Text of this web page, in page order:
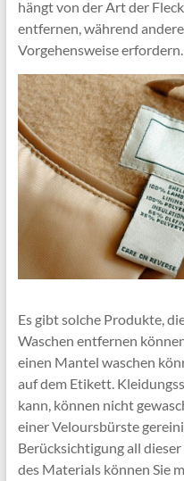
hängt von der Art der
entfernen, während
Vorgehensweise erfordern.
Es gibt solche Produkte,
Waschen entfernen
einen Mantel waschen
auf dem Etikett.
kann, können nicht
einer Veloursbürste
Berücksichtigung all
des Materials können Sie